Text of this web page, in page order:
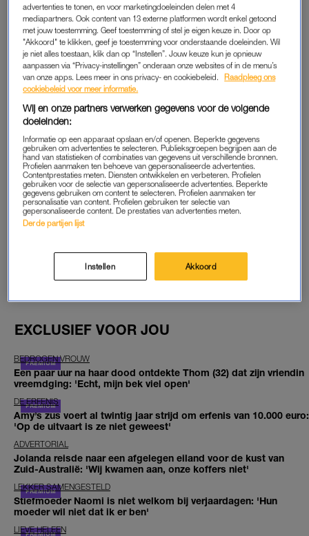
Lees LINDA.magazine online
Geniet van te gekke winacties en
lekkere puzzels
Maandelijks opzegbaar
START GRATIS MAAND
Daarna €5,95 per maand
Al abonnee? Log in
GOED ARTIKEL? DELEN MAAR.
EXCLUSIEF VOOR JOU
BEDROGEN VROUW
Een paar uur na haar dood ontdekte Thom (32) dat zijn vriendin
vreemdging: 'Echt, mijn bek viel open'
DE ERFENIS
Amy’s zus voert al twintig jaar strijd om erfenis van 10.000 euro:
'Op de uitvaart is ze niet geweest'
ADVERTORIAL
Jolanda reisde naar een afgelegen eiland voor de kust van
Zuid-Australië: 'Wij kwamen aan, onze koffers niet'
LEKKER SAMENGESTELD
Stiefmoeder Naomi is niet welkom bij verjaardagen: 'Hun
moeder wil niet dat ik er ben'
LIEVE HELEEN
advertenties te tonen, en voor marketingdoeleinden delen met 4
mediapartners. Ook content van 13 externe platformen wordt enkel getoond
met jouw toestemming. Geef toestemming of stel je eigen keuze in. Door op
"Akkoord" te klikken, geef je toestemming voor onderstaande doeleinden. Wil
je niet alles toestaan, klik dan op “Instellen”. Jouw keuze kun je opnieuw
aanpassen via “Privacy-instellingen” onderaan onze websites of in de menu’s
van onze apps. Lees meer in ons privacy- en cookiebeleid.
Raadpleeg ons
cookiebeleid voor meer informatie.
Wij en onze partners verwerken gegevens voor de volgende
doeleinden:
Informatie op een apparaat opslaan en/of openen. Beperkte gegevens
gebruiken om advertenties te selecteren. Publieksgroepen begrijpen aan de
hand van statistieken of combinaties van gegevens uit verschillende bronnen.
Profielen aanmaken ten behoeve van gepersonaliseerde advertenties.
Contentprestaties meten. Diensten ontwikkelen en verbeteren. Profielen
gebruiken voor de selectie van gepersonaliseerde advertenties. Beperkte
gegevens gebruiken om content te selecteren. Profielen aanmaken ter
personalisatie van content. Profielen gebruiken ter selectie van
gepersonaliseerde content. De prestaties van advertenties meten.
Derde partijen lijst
Instellen Akkoord